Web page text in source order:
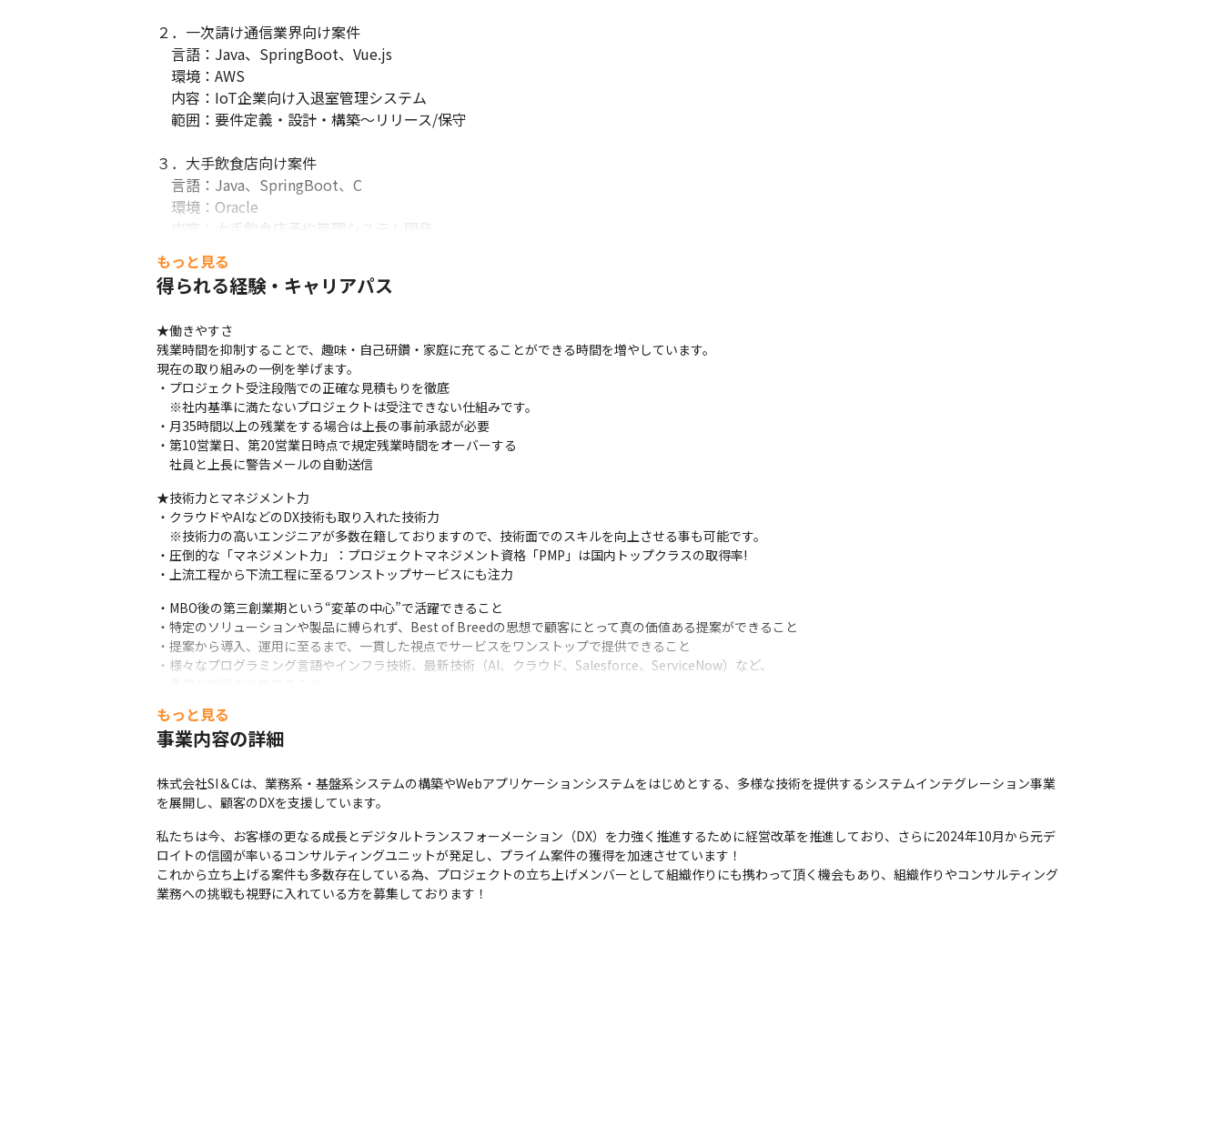
２．一次請け通信業界向け案件
言語：Java、SpringBoot、Vue.js
環境：AWS
内容：IoT企業向け入退室管理システム
範囲：要件定義・設計・構築～リリース/保守
３．大手飲食店向け案件
言語：Java、SpringBoot、C
環境：Oracle
内容：大手飲食店予約管理システム開発
範囲：要件定義・設計・構築～リリース/保守
2025年２月に浜松町へオフィス移転しました。新オフィスの紹介動画となります。。
もっと見る
得られる経験・キャリアパス
★働きやすさ
残業時間を抑制することで、趣味・自己研鑽・家庭に充てることができる時間を増やしています。
現在の取り組みの一例を挙げます。
・プロジェクト受注段階での正確な見積もりを徹底
※社内基準に満たないプロジェクトは受注できない仕組みです。
・月35時間以上の残業をする場合は上長の事前承認が必要
・第10営業日、第20営業日時点で規定残業時間をオーバーする
社員と上長に警告メールの自動送信
★技術力とマネジメント力
・クラウドやAIなどのDX技術も取り入れた技術力
※技術力の高いエンジニアが多数在籍しておりますので、技術面でのスキルを向上させる事も可能です。
・圧倒的な「マネジメント力」：プロジェクトマネジメント資格「PMP」は国内トップクラスの取得率!
・上流工程から下流工程に至るワンストップサービスにも注力
・MBO後の第三創業期という“変革の中心”で活躍できること
・特定のソリューションや製品に縛られず、Best of Breedの思想で顧客にとって真の価値ある提案ができること
・提案から導入、運用に至るまで、一貫した視点でサービスをワンストップで提供できること
・様々なプログラミング言語やインフラ技術、最新技術（AI、クラウド、Salesforce、ServiceNow）など、
もっと見る
事業内容の詳細
株式会社SI＆Cは、業務系・基盤系システムの構築やWebアプリケーションシステムをはじめとする、多様な技術を提供するシステムインテグレーション事業
を展開し、顧客のDXを支援しています。
私たちは今、お客様の更なる成長とデジタルトランスフォーメーション（DX）を力強く推進するために経営改革を推進しており、さらに2024年10月から元デ
ロイトの信國が率いるコンサルティングユニットが発足し、プライム案件の獲得を加速させています！
これから立ち上げる案件も多数存在している為、プロジェクトの立ち上げメンバーとして組織作りにも携わって頂く機会もあり、組織作りやコンサルティング
業務への挑戦も視野に入れている方を募集しております！